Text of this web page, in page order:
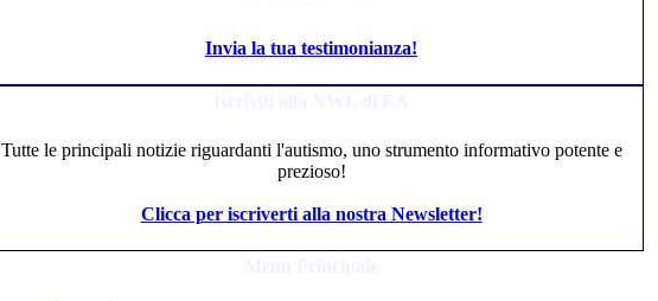
Invia la tua testimonianza!
Tutte le principali notizie riguardanti l'autismo, uno strumento informativo potente e
prezioso!
Clicca per iscriverti alla nostra Newsletter!